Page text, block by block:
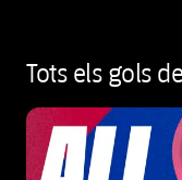
Tots els gols